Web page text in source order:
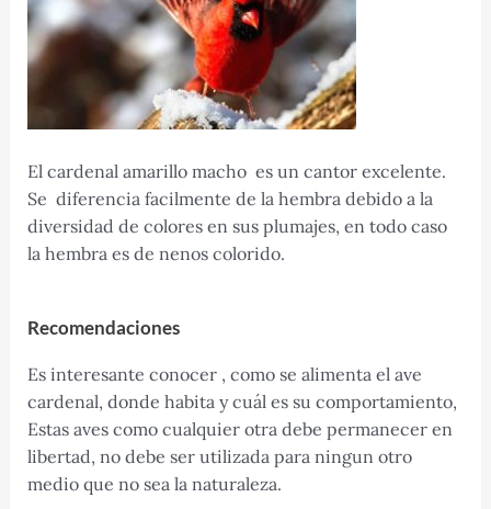
El cardenal amarillo macho es un cantor excelente.
Se diferencia facilmente de la hembra debido a la
diversidad de colores en sus plumajes, en todo caso
la hembra es de nenos colorido.
Recomendaciones
Es interesante conocer , como se alimenta el ave
cardenal, donde habita y cuál es su comportamiento,
Estas aves como cualquier otra debe permanecer en
libertad, no debe ser utilizada para ningun otro
medio que no sea la naturaleza.